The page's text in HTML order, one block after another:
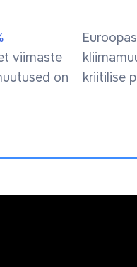
viimaste
on
kriitilise